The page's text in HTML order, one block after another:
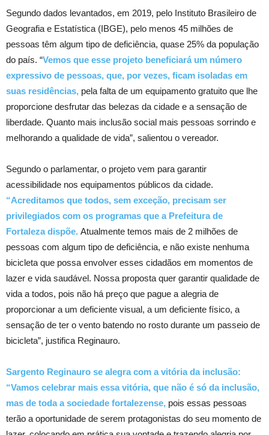
Segundo dados levantados, em 2019, pelo Instituto Brasileiro de
Geografia e Estatística (IBGE), pelo menos 45 milhões de
pessoas têm algum tipo de deficiência, quase 25% da população
do país. “Vemos que esse projeto beneficiará um número
expressivo de pessoas, que, por vezes, ficam isoladas em
suas residências, pela falta de um equipamento gratuito que lhe
proporcione desfrutar das belezas da cidade e a sensação de
liberdade. Quanto mais inclusão social mais pessoas sorrindo e
melhorando a qualidade de vida”, salientou o vereador.
Segundo o parlamentar, o projeto vem para garantir
acessibilidade nos equipamentos públicos da cidade.
“Acreditamos que todos, sem exceção, precisam ser
privilegiados com os programas que a Prefeitura de
Fortaleza dispõe. Atualmente temos mais de 2 milhões de
pessoas com algum tipo de deficiência, e não existe nenhuma
bicicleta que possa envolver esses cidadãos em momentos de
lazer e vida saudável. Nossa proposta quer garantir qualidade de
vida a todos, pois não há preço que pague a alegria de
proporcionar a um deficiente visual, a um deficiente físico, a
sensação de ter o vento batendo no rosto durante um passeio de
bicicleta”, justifica Reginauro.
Sargento Reginauro se alegra com a vitória da inclusão:
“Vamos celebrar mais essa vitória, que não é só da inclusão,
mas de toda a sociedade fortalezense, pois essas pessoas
terão a oportunidade de serem protagonistas do seu momento de